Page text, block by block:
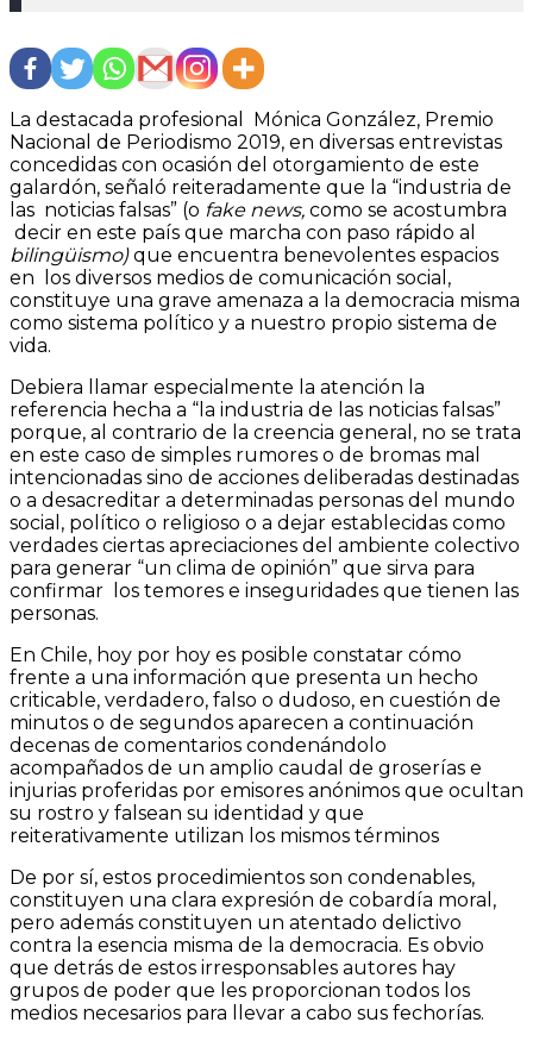
La destacada profesional Mónica González, Premio
Nacional de Periodismo 2019, en diversas entrevistas
concedidas con ocasión del otorgamiento de este
galardón, señaló reiteradamente que la “industria de
las noticias falsas” (o fake news, como se acostumbra
decir en este país que marcha con paso rápido al
bilingüismo)que encuentra benevolentes espacios
en los diversos medios de comunicación social,
constituye una grave amenaza a la democracia misma
como sistema político y a nuestro propio sistema de
vida.
Debiera llamar especialmente la atención la
referencia hecha a “la industria de las noticias falsas”
porque, al contrario de la creencia general, no se trata
en este caso de simples rumores o de bromas mal
intencionadas sino de acciones deliberadas destinadas
o a desacreditar a determinadas personas del mundo
social, político o religioso o a dejar establecidas como
verdades ciertas apreciaciones del ambiente colectivo
para generar “un clima de opinión” que sirva para
confirmar los temores e inseguridades que tienen las
personas.
En Chile, hoy por hoy es posible constatar cómo
frente a una información que presenta un hecho
criticable, verdadero, falso o dudoso, en cuestión de
minutos o de segundos aparecen a continuación
decenas de comentarios condenándolo
acompañados de un amplio caudal de groserías e
injurias proferidas por emisores anónimos que ocultan
su rostro y falsean su identidad y que
reiterativamente utilizan los mismos términos
De por sí, estos procedimientos son condenables,
constituyen una clara expresión de cobardía moral,
pero además constituyen un atentado delictivo
contra la esencia misma de la democracia. Es obvio
que detrás de estos irresponsables autores hay
grupos de poder que les proporcionan todos los
medios necesarios para llevar a cabo sus fechorías.